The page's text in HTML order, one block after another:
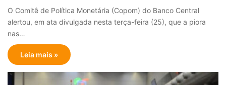
O Comitê de Política Monetária (Copom) do Banco Central
alertou, em ata divulgada nesta terça-feira (25), que a piora
nas…
Leia mais »